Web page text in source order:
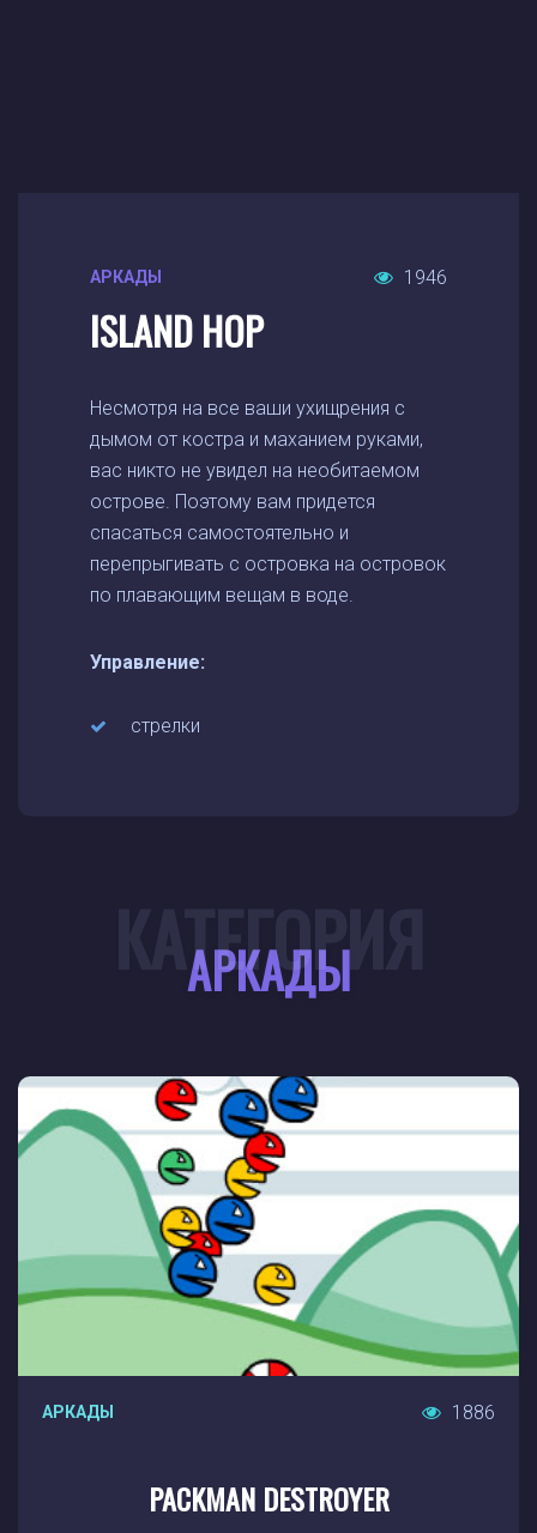
АРКАДЫ 1946
ISLAND HOP
Несмотря на все ваши ухищрения с
дымом от костра и маханием руками,
вас никто не увидел на необитаемом
острове. Поэтому вам придется
спасаться самостоятельно и
перепрыгивать с островка на островок
по плавающим вещам в воде.
Управление:
стрелки
АРКАДЫ
КАТЕГОРИЯ
АРКАДЫ 1886
PACKMAN DESTROYER